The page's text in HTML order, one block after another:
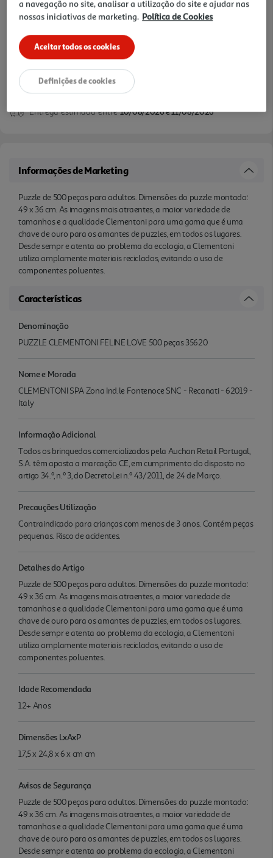
de componentes poluentes.
Notas de preparação
Entrega estimada entre10/08/2026 e 11/08/2026
Informações de Marketing
Puzzle de 500 peças para adultos. Dimensões do puzzle montado:
49 x 36 cm. As imagens mais atraentes, a maior variedade de
tamanhos e a qualidade Clementoni para uma gama que é uma
chave de ouro para os amantes de puzzles, em todos os lugares.
Desde sempr e atenta ao problema da ecologia, a Clementoni
utiliza amplamente materiais reciclados, evitando o uso de
componentes poluentes.
Características
Denominação
PUZZLE CLEMENTONI FELINE LOVE 500 peças 35620
Nome e Morada
CLEMENTONI SPA Zona Ind.le Fontenoce SNC - Recanati - 62019 -
Italy
Informação Adicional
Todos os brinquedos comercializados pela Auchan Retail Portugal,
S.A. têm aposta a marcação CE, em cumprimento do disposto no
artigo 34.º, n.º 3, do DecretoLei n.º 43/2011, de 24 de Março.
Precauções Utilização
Contraindicado para crianças com menos de 3 anos. Contém peças
pequenas. Risco de acidentes.
Detalhes do Artigo
Puzzle de 500 peças para adultos. Dimensões do puzzle montado:
49 x 36 cm. As imagens mais atraentes, a maior variedade de
tamanhos e a qualidade Clementoni para uma gama que é uma
chave de ouro para os amantes de puzzles, em todos os lugares.
Desde sempr e atenta ao problema da ecologia, a Clementoni
utiliza amplamente materiais reciclados, evitando o uso de
componentes poluentes.
Idade Recomendada
12+ Anos
Dimensões LxAxP
17,5 x 24,8 x 6 x cm cm
Avisos de Segurança
Puzzle de 500 peças para adultos. Dimensões do puzzle montado:
49 x 36 cm. As imagens mais atraentes, a maior variedade de
tamanhos e a qualidade Clementoni para uma gama que é uma
chave de ouro para os amantes de puzzles, em todos os lugares.
Desde sempr e atenta ao problema da ecologia, a Clementoni
a navegação no site, analisar a utilização do site e ajudar nas
nossas iniciativas de marketing. Política de Cookies
Aceitar todos os cookies
Definições de cookies